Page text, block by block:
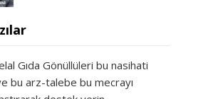
Gıda Gönüllüleri bu nasihati
bu arz-talebe bu mecrayı